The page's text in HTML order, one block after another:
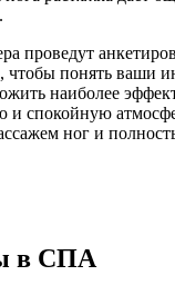
проведут
чтобы понять ваши
наиболее
спокойную
ног и
в СПА